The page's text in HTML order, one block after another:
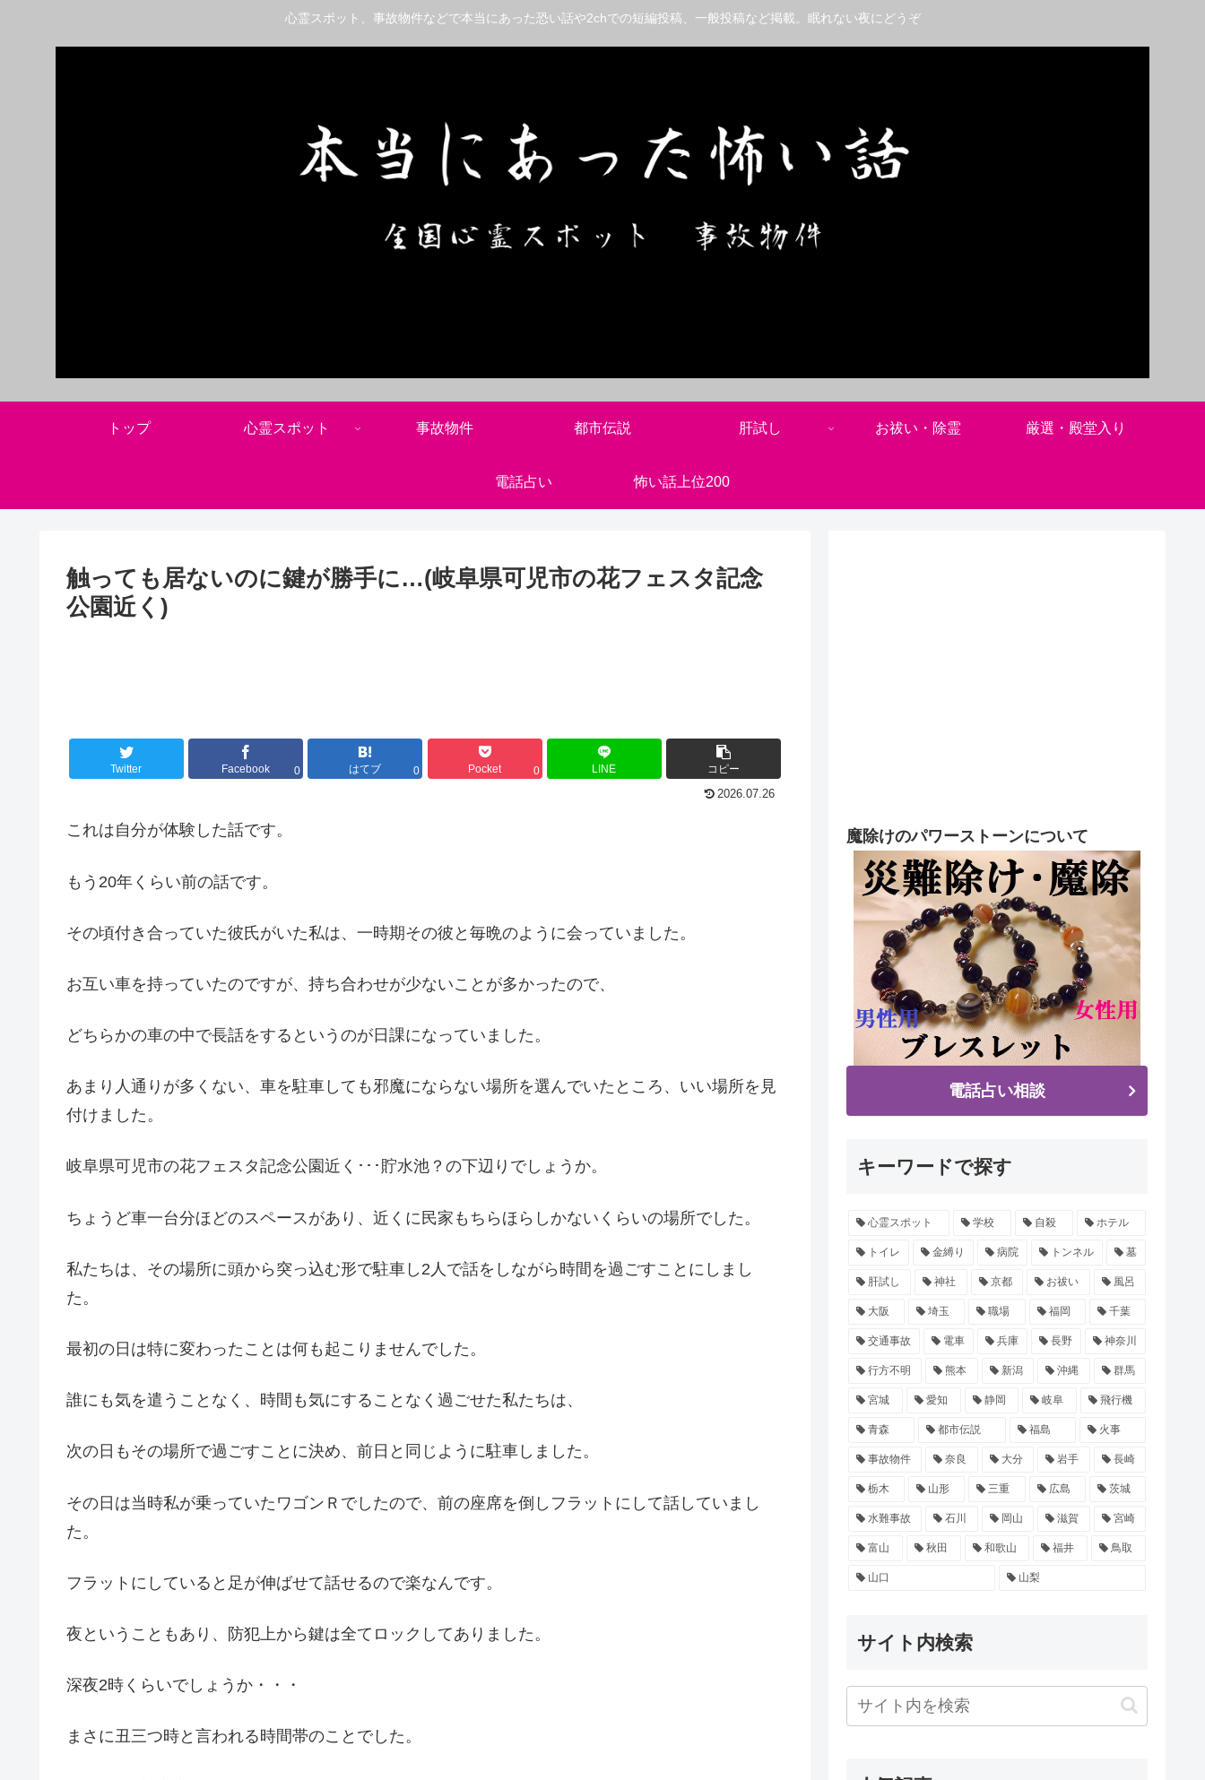
心霊スポット、事故物件などで本当にあった恐い話や2chでの短編投稿、一般投稿など掲載。眠れない夜にどうぞ
トップ 心霊スポット 事故物件 都市伝説 肝試し お祓い・除霊 厳選・殿堂入り
電話占い 怖い話上位200
触っても居ないのに鍵が勝手に…(岐阜県可児市の花フェスタ記念
公園近く)
Twitter Facebook 0 はてブ 0 Pocket 0 LINE コピー
2026.07.26
これは自分が体験した話です。
もう20年くらい前の話です。
その頃付き合っていた彼氏がいた私は、一時期その彼と毎晩のように会っていました。
お互い車を持っていたのですが、持ち合わせが少ないことが多かったので、
どちらかの車の中で長話をするというのが日課になっていました。
あまり人通りが多くない、車を駐車しても邪魔にならない場所を選んでいたところ、いい場所を見
付けました。
岐阜県可児市の花フェスタ記念公園近く･･･貯水池？の下辺りでしょうか。
ちょうど車一台分ほどのスペースがあり、近くに民家もちらほらしかないくらいの場所でした。
私たちは、その場所に頭から突っ込む形で駐車し2人で話をしながら時間を過ごすことにしまし
た。
最初の日は特に変わったことは何も起こりませんでした。
誰にも気を遣うことなく、時間も気にすることなく過ごせた私たちは、
次の日もその場所で過ごすことに決め、前日と同じように駐車しました。
その日は当時私が乗っていたワゴンＲでしたので、前の座席を倒しフラットにして話していまし
た。
フラットにしていると足が伸ばせて話せるので楽なんです。
夜ということもあり、防犯上から鍵は全てロックしてありました。
深夜2時くらいでしょうか・・・
まさに丑三つ時と言われる時間帯のことでした。
魔除けのパワーストーンについて
電話占い相談
キーワードで探す
心霊スポット 学校 自殺 ホテル
トイレ 金縛り 病院 トンネル 墓
肝試し 神社 京都 お祓い 風呂
大阪 埼玉 職場 福岡 千葉
交通事故 電車 兵庫 長野 神奈川
行方不明 熊本 新潟 沖縄 群馬
宮城 愛知 静岡 岐阜 飛行機
青森 都市伝説 福島 火事
事故物件 奈良 大分 岩手 長崎
栃木 山形 三重 広島 茨城
水難事故 石川 岡山 滋賀 宮崎
富山 秋田 和歌山 福井 鳥取
山口 山梨
サイト内検索